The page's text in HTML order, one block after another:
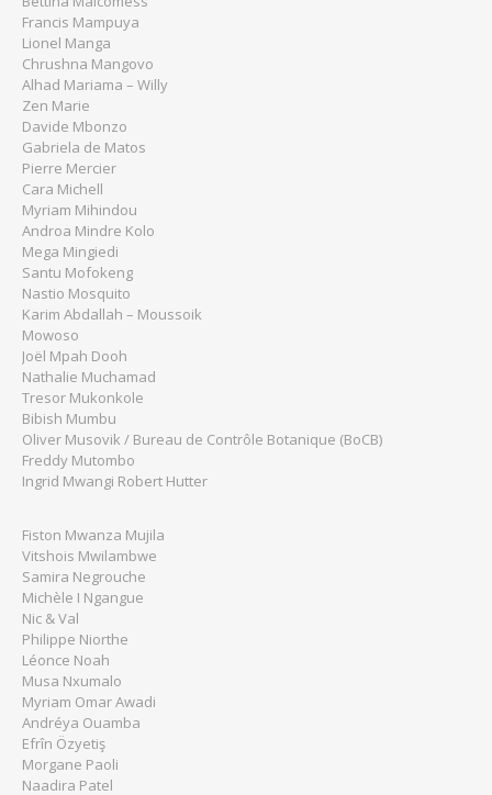
Francis Mampuya
Lionel Manga
Chrushna Mangovo
Alhad Mariama – Willy
Zen Marie
Davide Mbonzo
Gabriela de Matos
Pierre Mercier
Cara Michell
Myriam Mihindou
Androa Mindre Kolo
Mega Mingiedi
Santu Mofokeng
Nastio Mosquito
Karim Abdallah – Moussoik
Mowoso
Joël Mpah Dooh
Nathalie Muchamad
Tresor Mukonkole
Bibish Mumbu
Oliver Musovik / Bureau de Contrôle Botanique (BoCB)
Freddy Mutombo
Ingrid Mwangi Robert Hutter
Fiston Mwanza Mujila
Vitshois Mwilambwe
Samira Negrouche
Michèle I Ngangue
Nic & Val
Philippe Niorthe
Léonce Noah
Musa Nxumalo
Myriam Omar Awadi
Andréya Ouamba
Efrîn Özyetiş
Morgane Paoli
Naadira Patel